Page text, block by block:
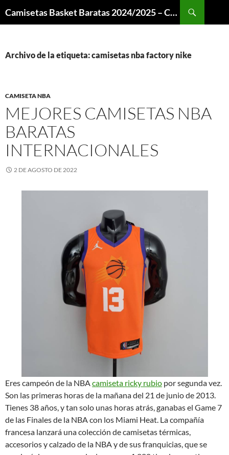
Camisetas Basket Baratas 2024/2025 – Camisetas NBA
Archivo de la etiqueta: camisetas nba factory nike
CAMISETA NBA
MEJORES CAMISETAS NBA
BARATAS
INTERNACIONALES
2 DE AGOSTO DE 2022
Eres campeón de la NBAcamiseta ricky rubio por segunda vez.
Son las primeras horas de la mañana del 21 de junio de 2013.
Tienes 38 años, y tan solo unas horas atrás, ganabas el Game 7
de las Finales de la NBA con los Miami Heat. La compañía
francesa lanzará una colección de camisetas térmicas,
accesorios y calzado de la NBA y de sus franquicias, que se